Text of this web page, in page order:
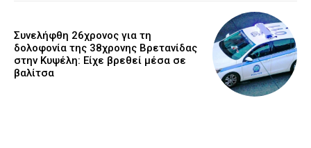
Συνελήφθη 26χρονος για τη
δολοφονία της 38χρονης Βρετανίδας
στην Κυψέλη: Είχε βρεθεί μέσα σε
βαλίτσα